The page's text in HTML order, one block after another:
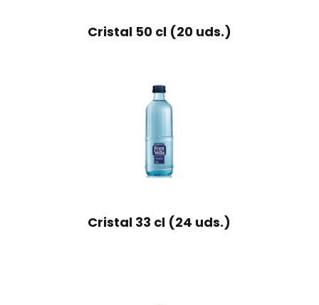
Cristal 50 cl (20 uds.)
Cristal 33 cl (24 uds.)